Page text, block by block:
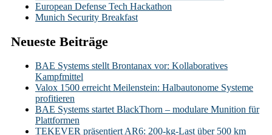
European Defense Tech Hackathon
Munich Security Breakfast
Neueste Beiträge
BAE Systems stellt Brontanax vor: Kollaboratives
Kampfmittel
Valox 1500 erreicht Meilenstein: Halbautonome Systeme
profitieren
BAE Systems startet BlackThorn – modulare Munition für
Plattformen
TEKEVER präsentiert AR6: 200-kg-Last über 500 km